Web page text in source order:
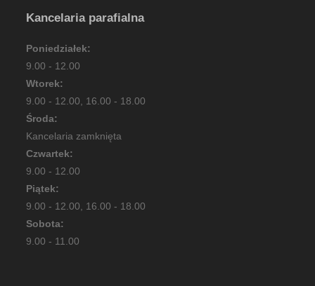
Kancelaria parafialna
Poniedziałek:
9.00 - 12.00
Wtorek:
9.00 - 12.00, 16.00 - 18.00
Środa:
Kancelaria zamknięta
Czwartek:
9.00 - 12.00
Piątek:
9.00 - 12.00, 16.00 - 18.00
Sobota:
9.00 - 11.00